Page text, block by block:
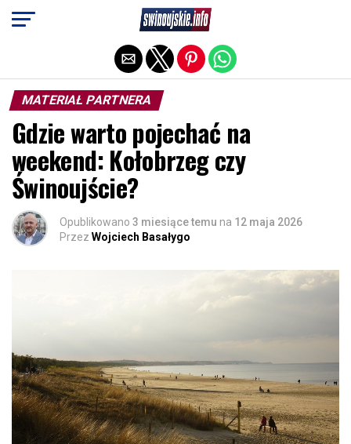
MATERIAŁ PARTNERA
Gdzie warto pojechać na
weekend: Kołobrzeg czy
Świnoujście?
Opublikowano 3 miesiące temu na 12 maja 2026
Przez Wojciech Basałygo
Exit mobile version